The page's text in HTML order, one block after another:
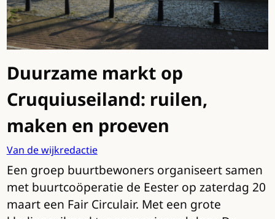
Duurzame markt op
Cruquiuseiland: ruilen,
maken en proeven
Van de wijkredactie
Een groep buurtbewoners organiseert samen
met buurtcoöperatie de Eester op zaterdag 20
maart een Fair Circulair. Met een grote